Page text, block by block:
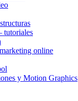
tutoriales
online
y Motion Graphics